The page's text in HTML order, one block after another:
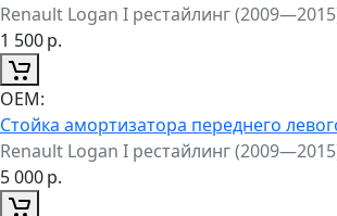
Renault Logan I рестайлинг
1 500р.
ОЕМ:
Стойка амортизатора переднего
Renault Logan I рестайлинг
5 000р.